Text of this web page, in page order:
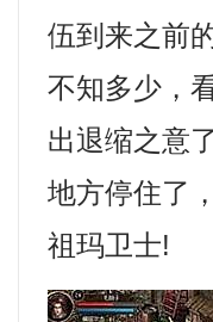
伍到来之前
不知多少，
出退缩之意
地方停住了
祖玛卫士!